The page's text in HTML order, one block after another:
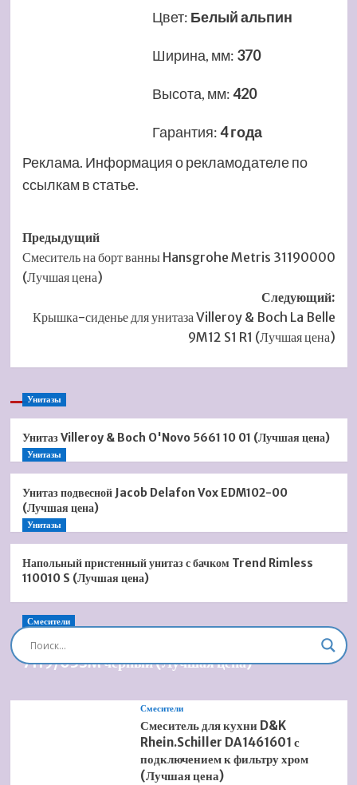
Цвет: Белый альпин
Ширина, мм: 370
Высота, мм:420
Гарантия:4 года
Реклама. Информация о рекламодателе по
ссылкам в статье.
Навигация
записи
Предыдущий
Смеситель на борт ванны Hansgrohe Metris 31190000
(Лучшая цена)
Следующий:
Крышка-сиденье для унитаза Villeroy & Boch La Belle
9M12 S1 R1 (Лучшая цена)
Унитазы
Унитаз Villeroy & Boch O'Novo 5661 10 01 (Лучшая цена)
Унитазы
Унитаз подвесной Jacob Delafon Vox EDM102-00
(Лучшая цена)
Унитазы
Напольный пристенный унитаз с бачком Trend Rimless
110010 S (Лучшая цена)
Смесители
Душевая система встроенная Timo Briana SX-
7119/03SM черный (Лучшая цена)
Смесители
Смеситель для кухни D&K
Rhein.Schiller DA1461601 с
подключением к фильтру хром
(Лучшая цена)